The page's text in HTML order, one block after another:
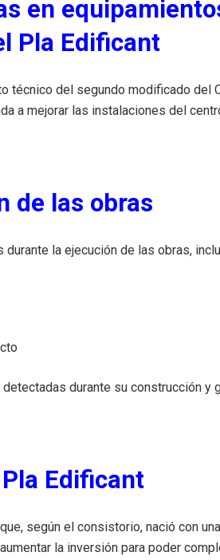
en
Pla Edificant
técnico del segundo modificado del
a mejorar las instalaciones del
de las obras
la ejecución de las obras,
durante su construcción y
Edificant
según el consistorio, nació con una
la inversión para poder